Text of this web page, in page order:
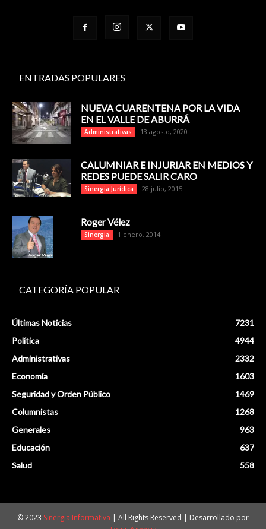
ENTRADAS POPULARES
NUEVA CUARENTENA POR LA VIDA
EN EL VALLE DE ABURRÁ
Administrativas 13 agosto, 2020
CALUMNIAR E INJURIAR EN MEDIOS Y
REDES PUEDE SALIR CARO
Sinergia Jurídica 28 julio, 2015
Roger Vélez
Sinergia 1 enero, 2014
CATEGORÍA POPULAR
Últimas Noticias
7231
Política
4944
Administrativas
2332
Economía
1603
Seguridad y Orden Público
1469
Columnistas
1268
Generales
963
Educación
637
Salud
558
© 2023 Sinergia Informativa | All Rights Reserved | Desarrollado por